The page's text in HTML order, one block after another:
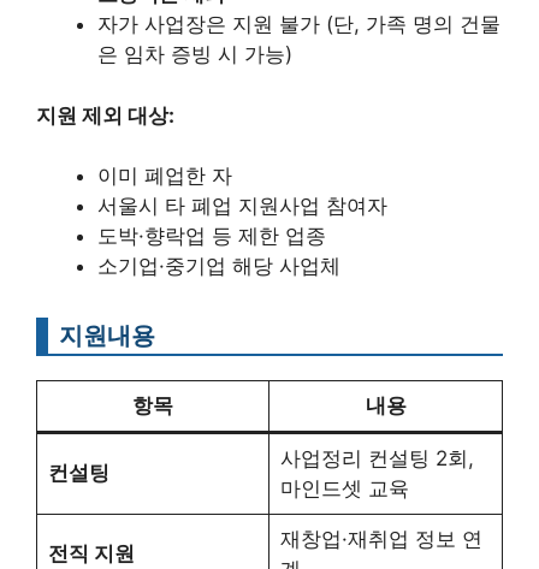
자가 사업장은 지원 불가 (단, 가족 명의 건물
은 임차 증빙 시 가능)
지원 제외 대상:
이미 폐업한 자
서울시 타 폐업 지원사업 참여자
도박·향락업 등 제한 업종
소기업·중기업 해당 사업체
지원내용
항목 내용
컨설팅
사업정리 컨설팅 2회,
마인드셋 교육
전직 지원
재창업·재취업 정보 연